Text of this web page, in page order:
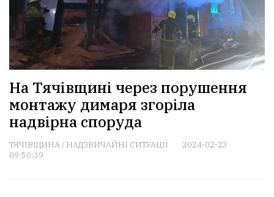
На Тячівщині через порушення
монтажу димаря згоріла
надвірна споруда
ТЯЧІВЩИНА/ НАДЗВИЧАЙНІ СИТУАЦІЇ
2024-02-23
09:50:39